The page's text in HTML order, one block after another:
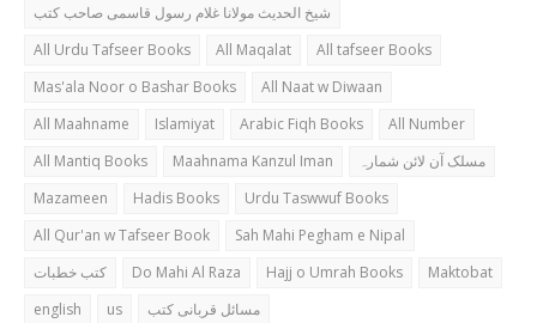
شیخ الحدیث مولانا غلام رسول قاسمی صاحب کتب
All Urdu Tafseer Books
All Maqalat
All tafseer Books
Mas'ala Noor o Bashar Books
All Naat w Diwaan
All Maahname
Islamiyat Arabic Fiqh Books
All Number
All Mantiq Books
Maahnama Kanzul Iman
مسلک آن لائن شمارہ
Mazameen
Hadis Books
Urdu Taswwuf Books
All Qur'an w Tafseer Book
Sah Mahi Pegham e Nipal
کتب خطبات
Do Mahi Al Raza Hajj o Umrah Books
Maktobat
english
us مسائل قربانی کتب